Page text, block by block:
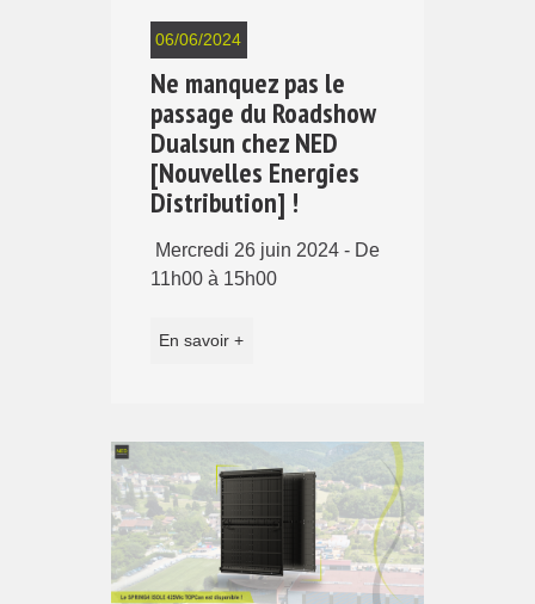
06/06/2024
Ne manquez pas le
passage du Roadshow
Dualsun chez NED
[Nouvelles Energies
Distribution] !
Mercredi 26 juin 2024 - De
11h00 à 15h00
En savoir +